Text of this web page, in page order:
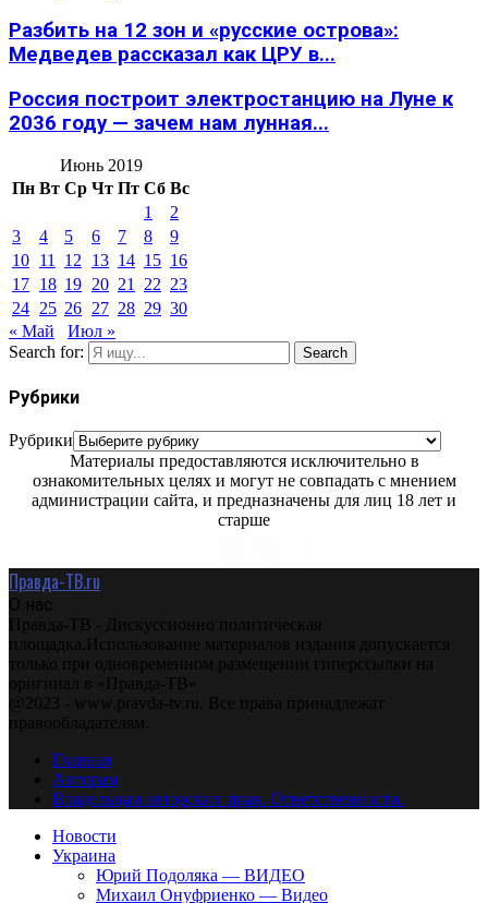
Разбить на 12 зон и «русские острова»:
Медведев рассказал как ЦРУ в...
Россия построит электростанцию на Луне к
2036 году — зачем нам лунная...
Июнь 2019
Пн Вт Ср Чт Пт Сб Вс
1
2
3
4 5 6 7 8
9
10 11 12 13 14 15 16
17 18 19 20 21 22 23
24 25 26 27 28 29 30
« Май
Июл »
Search for:
Search
Рубрики
Рубрики
Материалы предоставляются исключительно в
ознакомительных целях и могут не совпадать с мнением
администрации сайта, и предназначены для лиц 18 лет и
старше
Правда-ТВ.ru
О нас
Правда-ТВ - Дискуссионно политическая
площадка.Использование материалов издания допускается
только при одновременном размещении гиперссылки на
оригинал в «Правда-ТВ»
@2023 - www.pravda-tv.ru. Все права принадлежат
правообладателям.
Главная
Авторам
Владельцам авторских прав. Ответственности.
Новости
Украина
Юрий Подоляка — ВИДЕО
Михаил Онуфриенко — Видео